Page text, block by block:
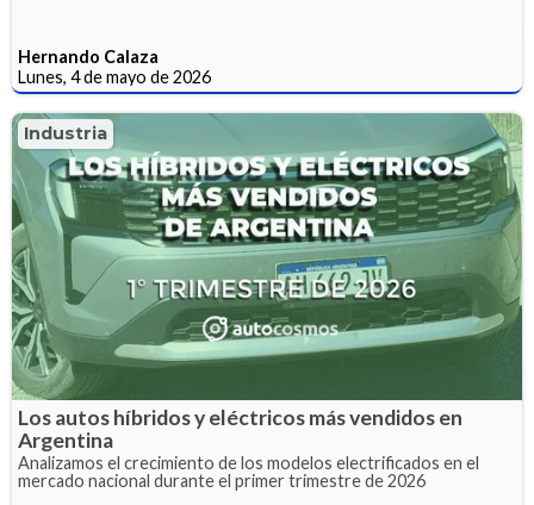
Hernando Calaza
Lunes, 4 de mayo de 2026
Industria
Los autos híbridos y eléctricos más vendidos en
Argentina
Analizamos el crecimiento de los modelos electrificados en el
mercado nacional durante el primer trimestre de 2026